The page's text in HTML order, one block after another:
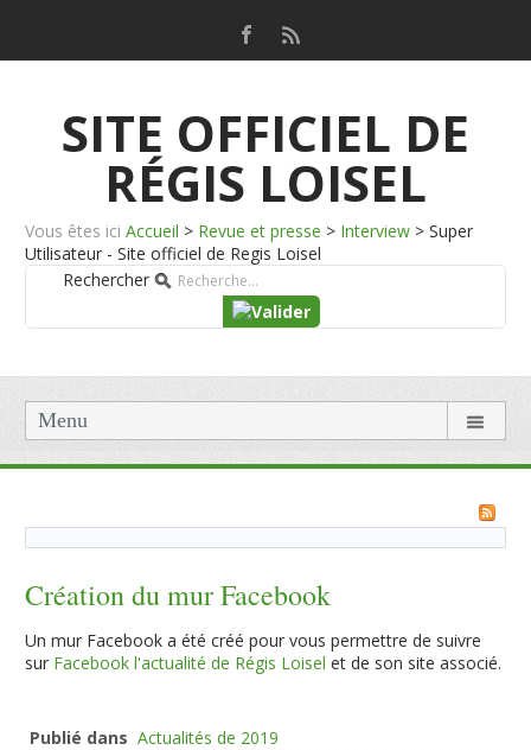
SITE OFFICIEL DE
RÉGIS LOISEL
Vous êtes ici Accueil > Revue et presse > Interview > Super
Utilisateur - Site officiel de Regis Loisel
Rechercher
Menu
Création du mur Facebook
Un mur Facebook a été créé pour vous permettre de suivre
sur Facebook l'actualité de Régis Loisel et de son site associé.
Publié dans Actualités de 2019